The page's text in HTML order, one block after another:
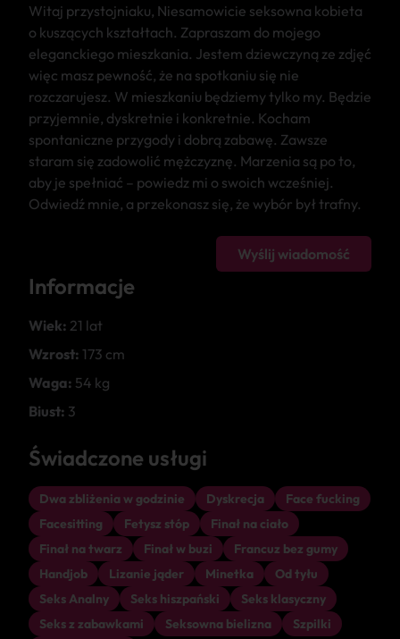
Witaj przystojniaku, Niesamowicie seksowna kobieta
o kuszących kształtach. Zapraszam do mojego
eleganckiego mieszkania. Jestem dziewczyną ze zdjęć
więc masz pewność, że na spotkaniu się nie
rozczarujesz. W mieszkaniu będziemy tylko my. Będzie
przyjemnie, dyskretnie i konkretnie. Kocham
spontaniczne przygody i dobrą zabawę. Zawsze
staram się zadowolić mężczyznę. Marzenia są po to,
aby je spełniać – powiedz mi o swoich wcześniej.
Odwiedź mnie, a przekonasz się, że wybór był trafny.
Wyślij wiadomość
Informacje
Wiek: 21 lat
Wzrost: 173 cm
Waga: 54 kg
Biust: 3
Świadczone usługi
Dwa zbliżenia w godzinie Dyskrecja
Face fucking
Facesitting
Fetysz stóp
Finał na ciało
Finał na twarz
Finał w buzi
Francuz bez gumy
Handjob
Lizanie jąder Minetka
Od tyłu
Seks Analny
Seks hiszpański
Seks klasyczny
Seks z zabawkami
Seksowna bielizna
Szpilki